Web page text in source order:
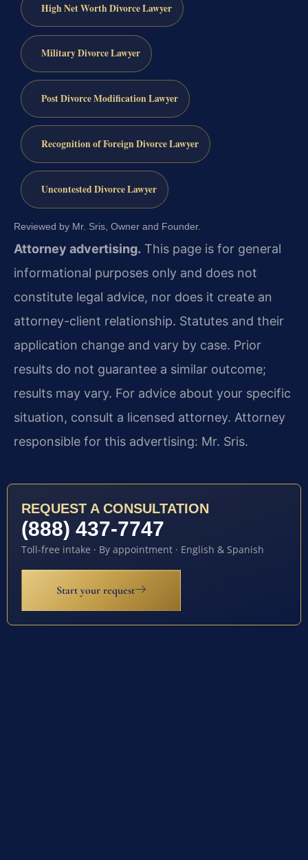
High Net Worth Divorce Lawyer
Military Divorce Lawyer
Post Divorce Modification Lawyer
Recognition of Foreign Divorce Lawyer
Uncontested Divorce Lawyer
Reviewed by Mr. Sris, Owner and Founder.
Attorney advertising. This page is for general
informational purposes only and does not
constitute legal advice, nor does it create an
attorney-client relationship. Statutes and their
application change and vary by case. Prior
results do not guarantee a similar outcome;
results may vary. For advice about your specific
situation, consult a licensed attorney. Attorney
responsible for this advertising: Mr. Sris.
REQUEST A CONSULTATION
(888) 437-7747
Toll-free intake · By appointment · English & Spanish
Start your request